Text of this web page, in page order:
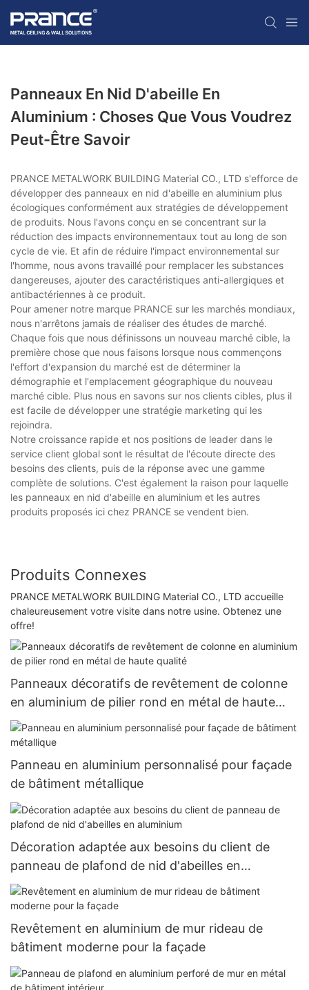
Panneaux En Nid D'abeille En
Aluminium : Choses Que Vous Voudrez
Peut-Être Savoir
PRANCE METALWORK BUILDING Material CO., LTD s'efforce de
développer des panneaux en nid d'abeille en aluminium plus
écologiques conformément aux stratégies de développement
de produits. Nous l'avons conçu en se concentrant sur la
réduction des impacts environnementaux tout au long de son
cycle de vie. Et afin de réduire l'impact environnemental sur
l'homme, nous avons travaillé pour remplacer les substances
dangereuses, ajouter des caractéristiques anti-allergiques et
antibactériennes à ce produit.
Pour amener notre marque PRANCE sur les marchés mondiaux,
nous n'arrêtons jamais de réaliser des études de marché.
Chaque fois que nous définissons un nouveau marché cible, la
première chose que nous faisons lorsque nous commençons
l'effort d'expansion du marché est de déterminer la
démographie et l'emplacement géographique du nouveau
marché cible. Plus nous en savons sur nos clients cibles, plus il
est facile de développer une stratégie marketing qui les
rejoindra.
Notre croissance rapide et nos positions de leader dans le
service client global sont le résultat de l'écoute directe des
besoins des clients, puis de la réponse avec une gamme
complète de solutions. C'est également la raison pour laquelle
les panneaux en nid d'abeille en aluminium et les autres
produits proposés ici chez PRANCE se vendent bien.
Produits Connexes
PRANCE METALWORK BUILDING Material CO., LTD accueille
chaleureusement votre visite dans notre usine. Obtenez une
offre!
Panneaux décoratifs de revêtement de colonne
en aluminium de pilier rond en métal de haute
qualité
Panneau en aluminium personnalisé pour façade
de bâtiment métallique
Décoration adaptée aux besoins du client de
panneau de plafond de nid d'abeilles en
aluminium
Revêtement en aluminium de mur rideau de
bâtiment moderne pour la façade